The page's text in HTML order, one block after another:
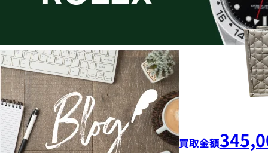
買取金額